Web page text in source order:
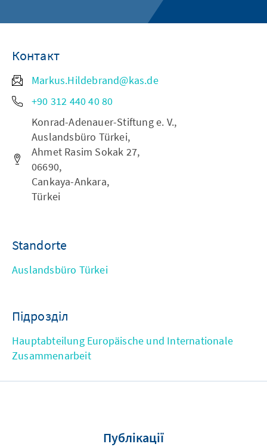
Контакт
Markus.Hildebrand@kas.de
+90 312 440 40 80
Konrad-Adenauer-Stiftung e. V.,
Auslandsbüro Türkei,
Ahmet Rasim Sokak 27,
06690,
Cankaya-Ankara,
Türkei
Standorte
Auslandsbüro Türkei
Підрозділ
Hauptabteilung Europäische und Internationale
Zusammenarbeit
Публікації